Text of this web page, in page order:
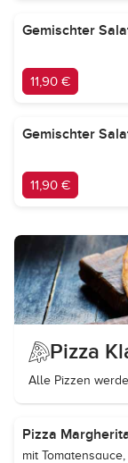
Gemischter
11,90 €
Gemischter
11,90 €
Pizza
Alle Pizzen
Pizza
mit